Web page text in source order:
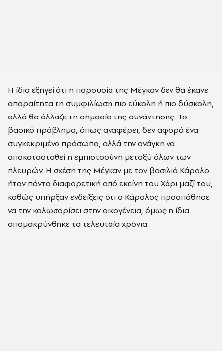
Η ίδια εξηγεί ότι η παρουσία της Μέγκαν δεν θα έκανε
απαραίτητα τη συμφιλίωση πιο εύκολη ή πιο δύσκολη,
αλλά θα άλλαζε τη σημασία της συνάντησης. Το
βασικό πρόβλημα, όπως αναφέρει, δεν αφορά ένα
συγκεκριμένο πρόσωπο, αλλά την ανάγκη να
αποκατασταθεί η εμπιστοσύνη μεταξύ όλων των
πλευρών. Η σχέση της Μέγκαν με τον βασιλιά Κάρολο
ήταν πάντα διαφορετική από εκείνη του Χάρι μαζί του,
καθώς υπήρξαν ενδείξεις ότι ο Κάρολος προσπάθησε
να την καλωσορίσει στην οικογένεια, όμως η ίδια
απομακρύνθηκε τα τελευταία χρόνια.